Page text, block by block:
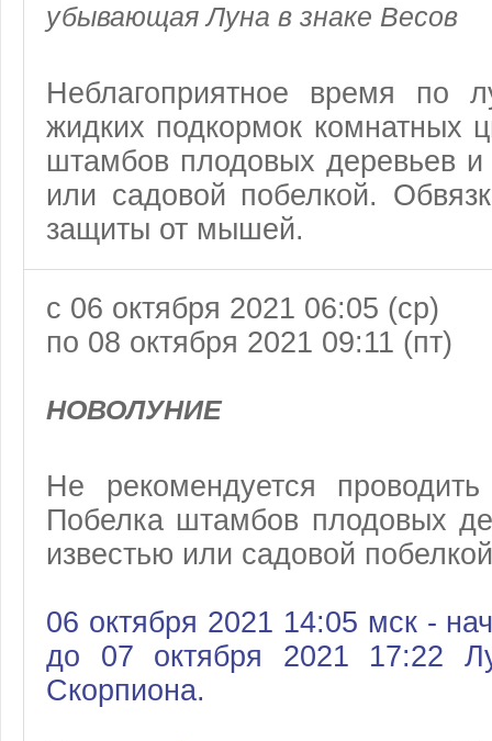
убывающая Луна в знаке Весов
Неблагоприятное время по
жидких подкормок комнатных
штамбов плодовых деревьев и
или садовой побелкой.
защиты от мышей.
с 06 октября 2021 06:05 (ср)
по 08 октября 2021 09:11 (пт)
НОВОЛУНИЕ
Не рекомендуется
Побелка штамбов плодовых
известью или садовой
06 октября 2021 14:05 мск -
до 07 октября 2021 17:22
Скорпиона.